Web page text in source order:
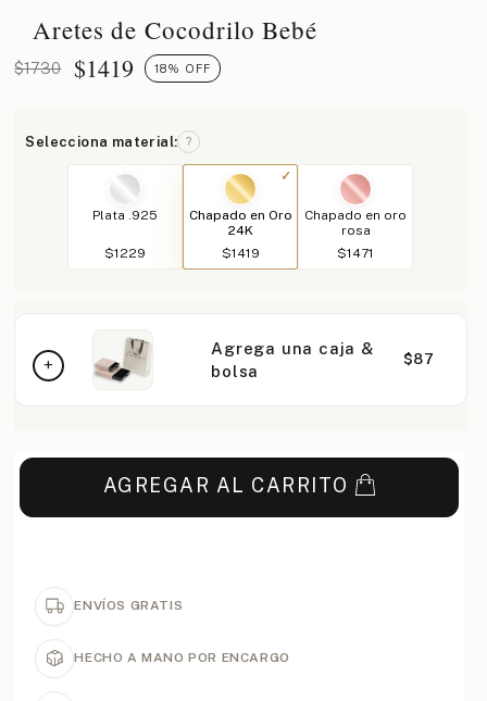
Aretes de Cocodrilo Bebé
$1730 $1419 18% OFF
Selecciona material: ?
Plata .925
$1229
Chapado en Oro
24K
$1419
Chapado en oro
rosa
$1471
Agrega una caja &
bolsa
$87
AGREGAR AL CARRITO
ENVÍOS GRATIS
HECHO A MANO POR ENCARGO